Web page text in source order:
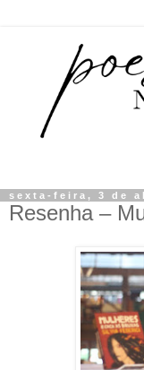
sexta-feira, 3 de
Resenha –